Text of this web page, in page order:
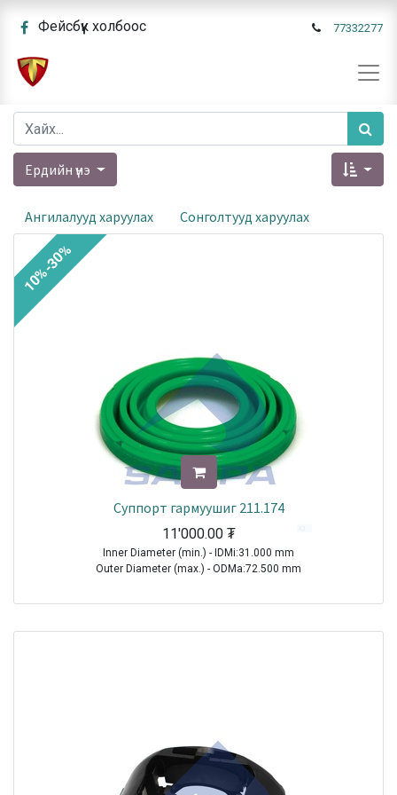
Фейсбүүк холбоос 77332277
Ердийн үнэ
Ангилалууд харуулах Сонголтууд харуулах
Суппорт гармуушиг 211.174
11'000.00₮
Inner Diameter (min.) - IDMi:31.000 mm
Outer Diameter (max.) - ODMa:72.500 mm
10%-30%